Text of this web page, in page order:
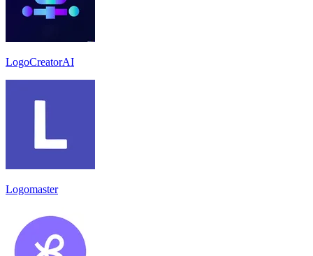
LogoCreatorAI
Logomaster